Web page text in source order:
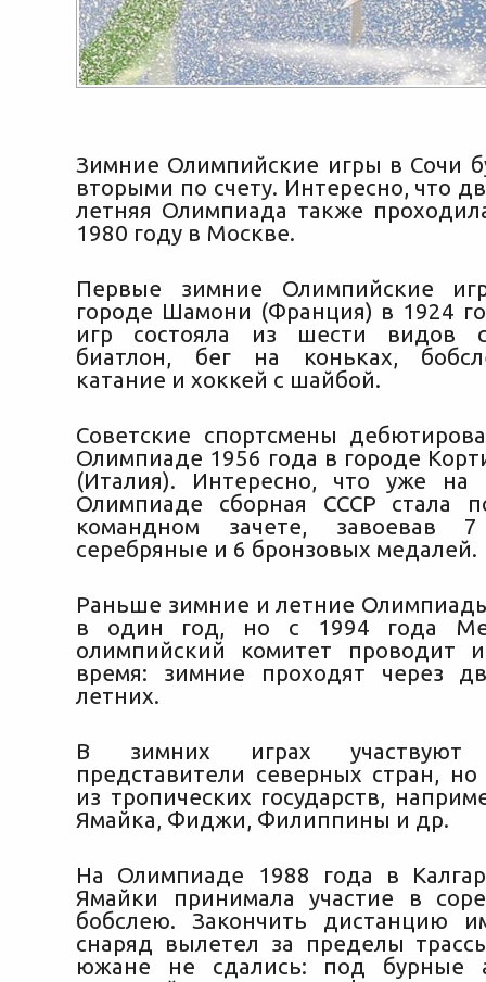
Зимние Олимпийские игры в Сочи
вторыми по счету. Интересно, что
летняя Олимпиада также
1980 году в Москве.
Первые зимние Олимпийские
городе Шамони (Франция) в 1924
игр состояла из шести видов
биатлон, бег на коньках,
катание и хоккей с шайбой.
Советские спортсмены
Олимпиаде 1956 года в городе
(Италия). Интересно, что уже на
Олимпиаде сборная СССР стала
командном зачете, завоевав
серебряные и 6 бронзовых медалей.
Раньше зимние и летние
в один год, но с 1994 года
олимпийский комитет проводит
время: зимние проходят через
летних.
В зимних играх
представители северных стран,
из тропических государств,
Ямайка, Фиджи, Филиппины и др.
На Олимпиаде 1988 года в
Ямайки принимала участие в
бобслею. Закончить дистанцию
снаряд вылетел за пределы
южане не сдались: под бурные